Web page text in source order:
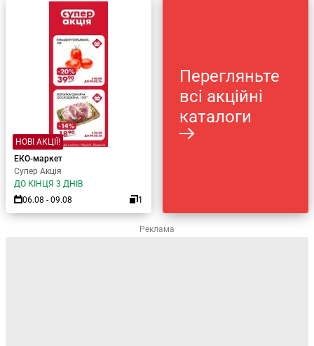
НОВІ АКЦІЇ!
ЕКО-маркет
Супер Акція
ДО КІНЦЯ 3 ДНІВ
06.08 - 09.08
1
Перегляньте
всі акційні
каталоги
Реклама